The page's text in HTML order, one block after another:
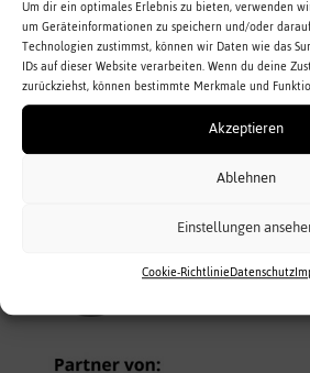
Um dir ein optimales Erlebnis zu bieten, verwenden
um Geräteinformationen zu speichern und/oder
Technologien zustimmst, können wir Daten wie das
IDs auf dieser Website verarbeiten. Wenn du deine
zurückziehst, können bestimmte Merkmale und
Akzeptieren
Ablehnen
Einstellungen
Cookie-RichtlinieDatenschutz
[ ==> Insert Payment Button For
Membership Levels Here <== ]